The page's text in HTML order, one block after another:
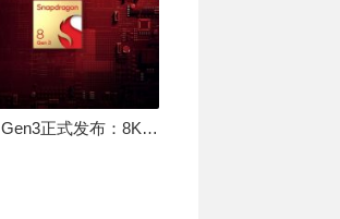
骁龙8 Gen3正式发布：8K240手游成真！AI性能飙升98％